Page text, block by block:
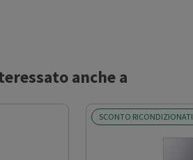
B
anche a
SCONTO RICONDIZIONATI